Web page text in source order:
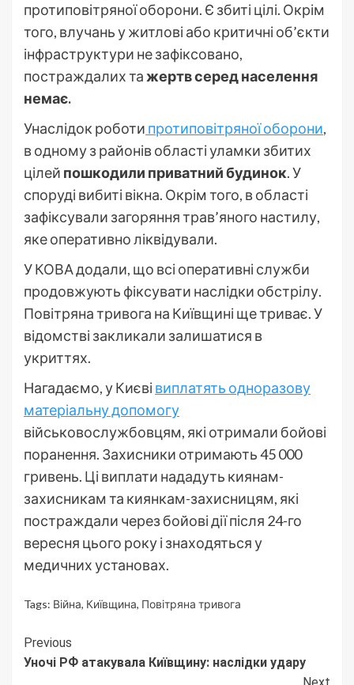
протиповітряної оборони. Є збиті цілі. Окрім
того, влучань у житлові або критичні об’єкти
інфраструктури не зафіксовано,
постраждалих тажертв серед населення
немає.
Унаслідок роботи протиповітряної оборони,
в одному з районів області уламки збитих
цілей пошкодили приватний будинок. У
споруді вибиті вікна. Окрім того, в області
зафіксували загоряння трав’яного настилу,
яке оперативно ліквідували.
У КОВА додали, що всі оперативні служби
продовжують фіксувати наслідки обстрілу.
Повітряна тривога на Київщині ще триває. У
відомстві закликали залишатися в
укриттях.
Нагадаємо, у Києві виплатять одноразову
матеріальну допомогу
військовослужбовцям, які отримали бойові
поранення. Захисники отримають 45 000
гривень. Ці виплати нададуть киянам-
захисникам та киянкам-захисницям, які
постраждали через бойові дії після 24-го
вересня цього року і знаходяться у
медичних установах.
Tags: Війна, Київщина, Повітряна тривога
Continue
Reading
Previous
Уночі РФ атакувала Київщину: наслідки удару